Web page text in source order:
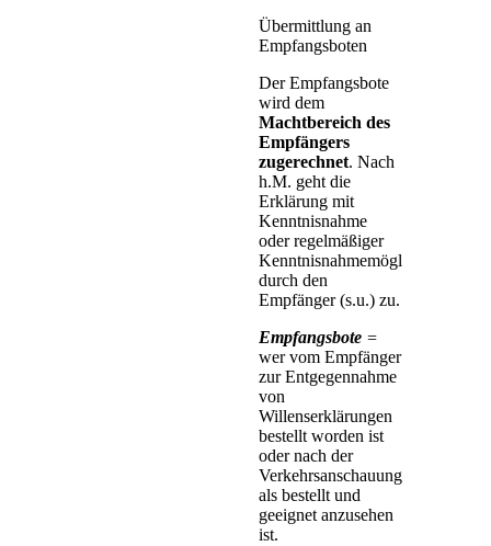
Übermittlung an
Empfangsboten
Der Empfangsbote
wird dem
Machtbereich des
Empfängers
zugerechnet. Nach
h.M. geht die
Erklärung mit
Kenntnisnahme
oder regelmäßiger
Kenntnisnahmemöglichkeit
durch den
Empfänger (s.u.) zu.
Empfangsbote =
wer vom Empfänger
zur Entgegennahme
von
Willenserklärungen
bestellt worden ist
oder nach der
Verkehrsanschauung
als bestellt und
geeignet anzusehen
ist.